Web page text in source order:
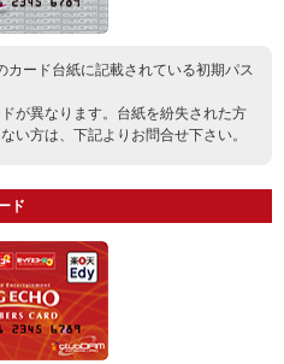
ランキングなど
報をチェック！
カード台紙に記載されている初期パス
が異なります。台紙を紛失された方
い方は、下記よりお問合せ下さい。
ド